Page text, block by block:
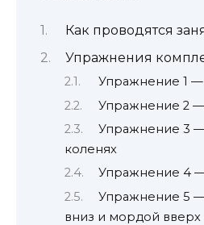
Как проводятся
Упражнения
Упражнение 1
Упражнение 2
Упражнение 3
коленях
Упражнение 4
Упражнение 5
вниз и мордой вверх